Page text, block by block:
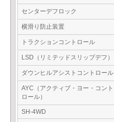
センターデフロック
横滑り防止装置
トラクションコントロール
LSD（リミテッドスリップデフ）
ダウンヒルアシストコントロール
AYC（アクティブ・ヨー・コント
ロール）
SH-4WD